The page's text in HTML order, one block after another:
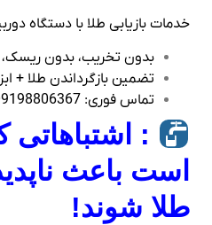
خدمات بازیابی طلا با دستگاه دوربین‌ دار: از
بدون تخریب، بدون ریسک،
تضمین بازگرداندن طلا +
تماس فوری: 09198806367
:
است باعث
طلا شوند!